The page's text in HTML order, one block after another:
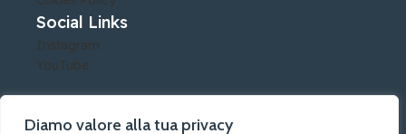
Diamo valore alla tua privacy
Social Links
Instagram
YouTube